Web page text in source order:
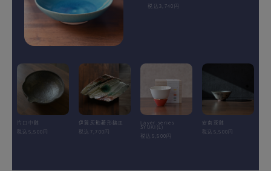
税込3,740円
片口中鉢
税込5,500円
伊賀灰釉菱形鎬皿
税込7,700円
Layer.series
SYUKI(L)
税込5,500円
安南深鉢
税込5,500円